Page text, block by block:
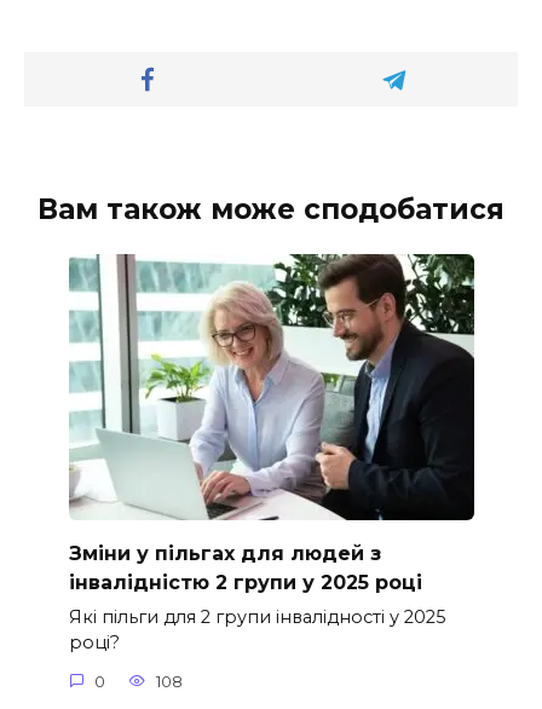
Вам також може сподобатися
Зміни у пільгах для людей з
інвалідністю 2 групи у 2025 році
Які пільги для 2 групи інвалідності у 2025
році?
0 108